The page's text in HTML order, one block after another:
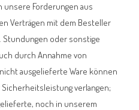
Forderungen aus
Verträgen mit dem Besteller
Stundungen oder sonstige
durch Annahme von
ausgelieferte Ware können
verlangen;
noch in unserem